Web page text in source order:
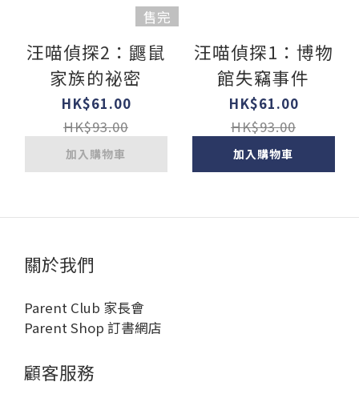
售完
汪喵偵探2：鼴鼠
家族的祕密
HK$61.00
HK$93.00
加入購物車
汪喵偵探1：博物
館失竊事件
HK$61.00
HK$93.00
加入購物車
關於我們
Parent Club 家長會
Parent Shop 訂書網店
顧客服務